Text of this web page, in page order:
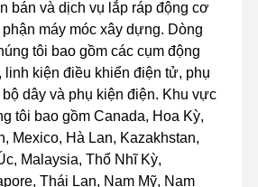
bán và dịch vụ lắp ráp động cơ
máy móc xây dựng. Dòng
tôi bao gồm các cụm động
linh kiện điều khiển điện tử, phụ
dây và phụ kiện điện. Khu vực
tôi bao gồm Canada, Hoa Kỳ,
Mexico, Hà Lan, Kazakhstan,
Malaysia, Thổ Nhĩ Kỳ,
Thái Lan, Nam Mỹ, Nam